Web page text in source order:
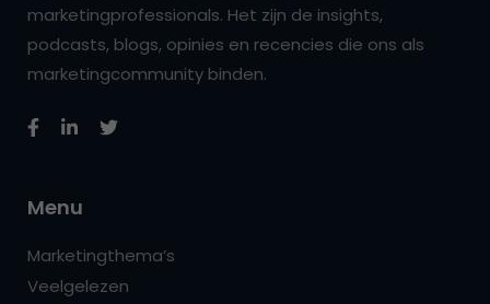
marketingprofessionals. Het zijn de insights,
podcasts, blogs, opinies en recencies die ons als
marketingcommunity binden.
Menu
Marketingthema’s
Veelgelezen